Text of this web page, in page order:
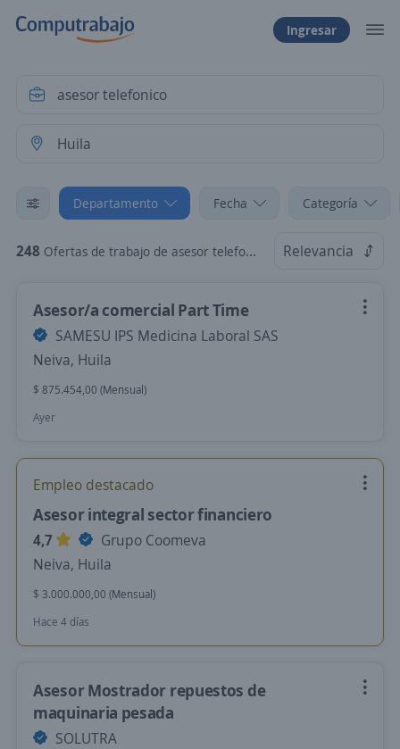
Ingresar
Departamento Fecha Categoría
248 Ofertas de trabajo de asesor telefonico en Huila Relevancia
Asesor/a comercial Part Time
SAMESU IPS Medicina Laboral SAS
Neiva, Huila
$ 875.454,00 (Mensual)
Ayer
Empleo destacado
Asesor integral sector financiero
4,7
Grupo Coomeva
Neiva, Huila
$ 3.000.000,00 (Mensual)
Hace 4 días
Asesor Mostrador repuestos de
maquinaria pesada
SOLUTRA